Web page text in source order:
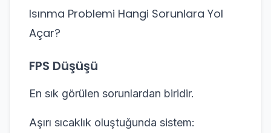
Isınma Problemi Hangi Sorunlara Yol
Açar?
FPS Düşüşü
En sık görülen sorunlardan biridir.
Aşırı sıcaklık oluştuğunda sistem: